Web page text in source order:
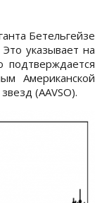
Бетельгейзе
указывает на
подтверждается
Американской
(AAVSO).